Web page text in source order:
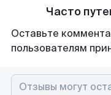
Часто
Оставьте
пользователям